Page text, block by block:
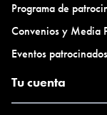
Programa de
Convenios y Media
Eventos patrocinados
Tu cuenta